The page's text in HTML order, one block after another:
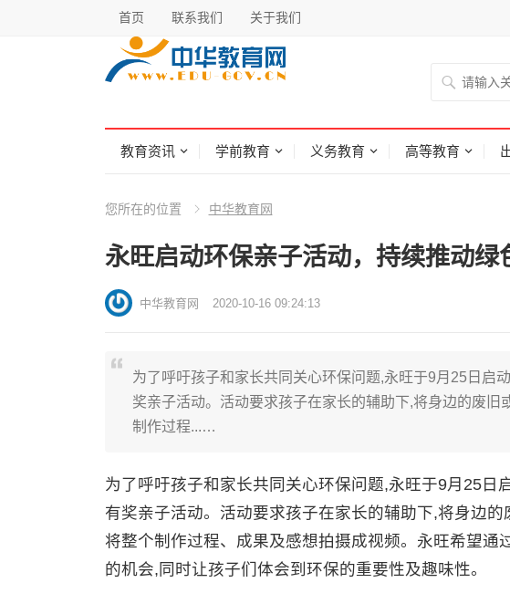
首页 联系我们 关于我们
教育资讯 学前教育 义务教育 高等教育
您所在的位置 中华教育网
永旺启动环保亲子活动，持续推动绿
中华教育网 2020-10-16 09:24:13
为了呼吁孩子和家长共同关心环保问题,永旺于9月25日启
奖亲子活动。活动要求孩子在家长的辅助下,将身边的废
制作过程...…
为了呼吁孩子和家长共同关心环保问题,永旺于9月25日
有奖亲子活动。活动要求孩子在家长的辅助下,将身边
将整个制作过程、成果及感想拍摄成视频。永旺希望通
的机会,同时让孩子们体会到环保的重要性及趣味性。